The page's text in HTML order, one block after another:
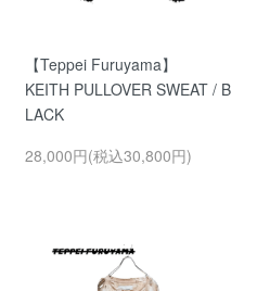
【Teppei Furuyama】
KEITH PULLOVER SWEAT / B
LACK
28,000円(税込30,800円)